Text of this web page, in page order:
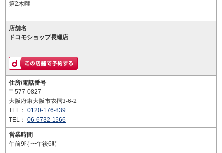
第2木曜
店舗名
ドコモショップ長瀬店
住所/電話番号
〒577-0827
大阪府東大阪市衣摺3-6-2
TEL： 0120-176-839
TEL： 06-6732-1666
営業時間
午前9時〜午後6時